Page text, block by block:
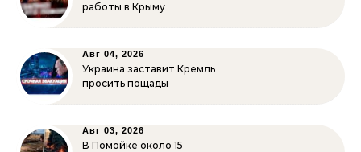
работы в Крыму
Авг 04, 2026
Украина заставит Кремль
просить пощады
Авг 03, 2026
В Помойке около 15